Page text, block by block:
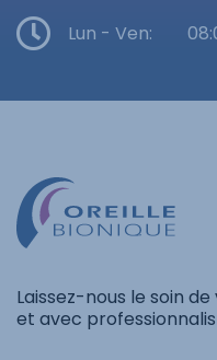
Lun - Ven:
Laissez-nous le soin
et avec